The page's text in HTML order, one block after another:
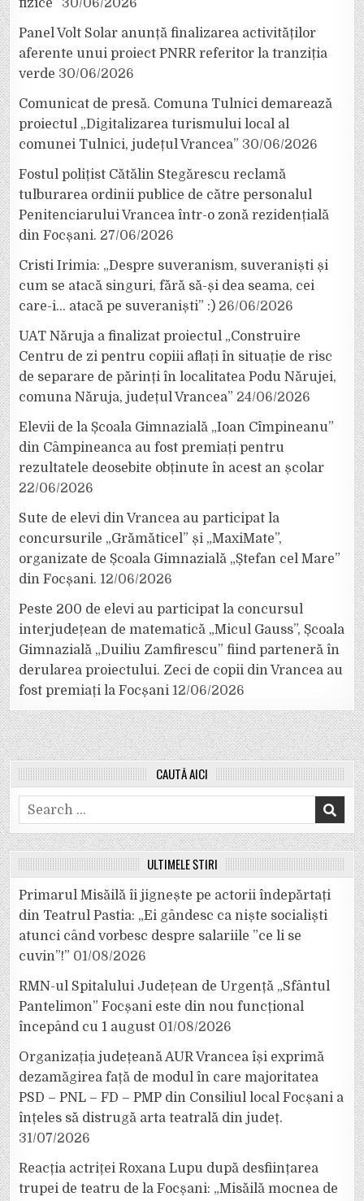
fizice” 30/06/2026
Panel Volt Solar anunță finalizarea activităților
aferente unui proiect PNRR referitor la tranziția
verde 30/06/2026
Comunicat de presă. Comuna Tulnici demarează
proiectul „Digitalizarea turismului local al
comunei Tulnici, județul Vrancea” 30/06/2026
Fostul polițist Cătălin Stegărescu reclamă
tulburarea ordinii publice de către personalul
Penitenciarului Vrancea într-o zonă rezidențială
din Focșani. 27/06/2026
Cristi Irimia: „Despre suveranism, suveraniști și
cum se atacă singuri, fără să-și dea seama, cei
care-i… atacă pe suveraniști” :) 26/06/2026
UAT Năruja a finalizat proiectul „Construire
Centru de zi pentru copiii aflați în situație de risc
de separare de părinți în localitatea Podu Nărujei,
comuna Năruja, județul Vrancea” 24/06/2026
Elevii de la Școala Gimnazială „Ioan Cîmpineanu”
din Câmpineanca au fost premiați pentru
rezultatele deosebite obținute în acest an școlar
22/06/2026
Sute de elevi din Vrancea au participat la
concursurile „Grămăticel” și „MaxiMate”,
organizate de Școala Gimnazială „Ștefan cel Mare”
din Focșani. 12/06/2026
Peste 200 de elevi au participat la concursul
interjudețean de matematică „Micul Gauss”, Școala
Gimnazială „Duiliu Zamfirescu” fiind parteneră în
derularea proiectului. Zeci de copii din Vrancea au
fost premiați la Focșani 12/06/2026
CAUTĂ AICI
Search
for:
ULTIMELE ȘTIRI
Primarul Misăilă îi jignește pe actorii îndepărtați
din Teatrul Pastia: „Ei gândesc ca niște socialiști
atunci când vorbesc despre salariile ”ce li se
cuvin”!” 01/08/2026
RMN-ul Spitalului Județean de Urgență „Sfântul
Pantelimon” Focșani este din nou funcțional
începând cu 1 august 01/08/2026
Organizația județeană AUR Vrancea își exprimă
dezamăgirea față de modul în care majoritatea
PSD – PNL – FD – PMP din Consiliul local Focșani a
înțeles să distrugă arta teatrală din județ.
31/07/2026
Reacția actriței Roxana Lupu după desființarea
trupei de teatru de la Focșani: „Misăilă mocnea de